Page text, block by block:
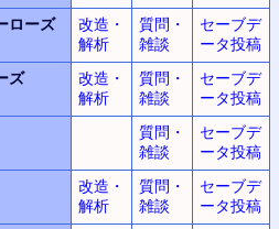
ローズ
改造・
解析
質問・
雑談
セーブデ
ータ投稿
ズ
改造・
解析
質問・
雑談
セーブデ
ータ投稿
質問・
雑談
セーブデ
ータ投稿
改造・
解析
質問・
雑談
セーブデ
ータ投稿